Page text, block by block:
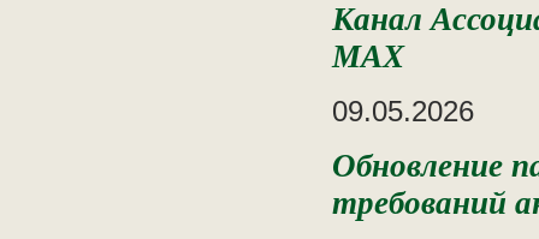
Канал
MAX
09.05.2026
Обновление
требований